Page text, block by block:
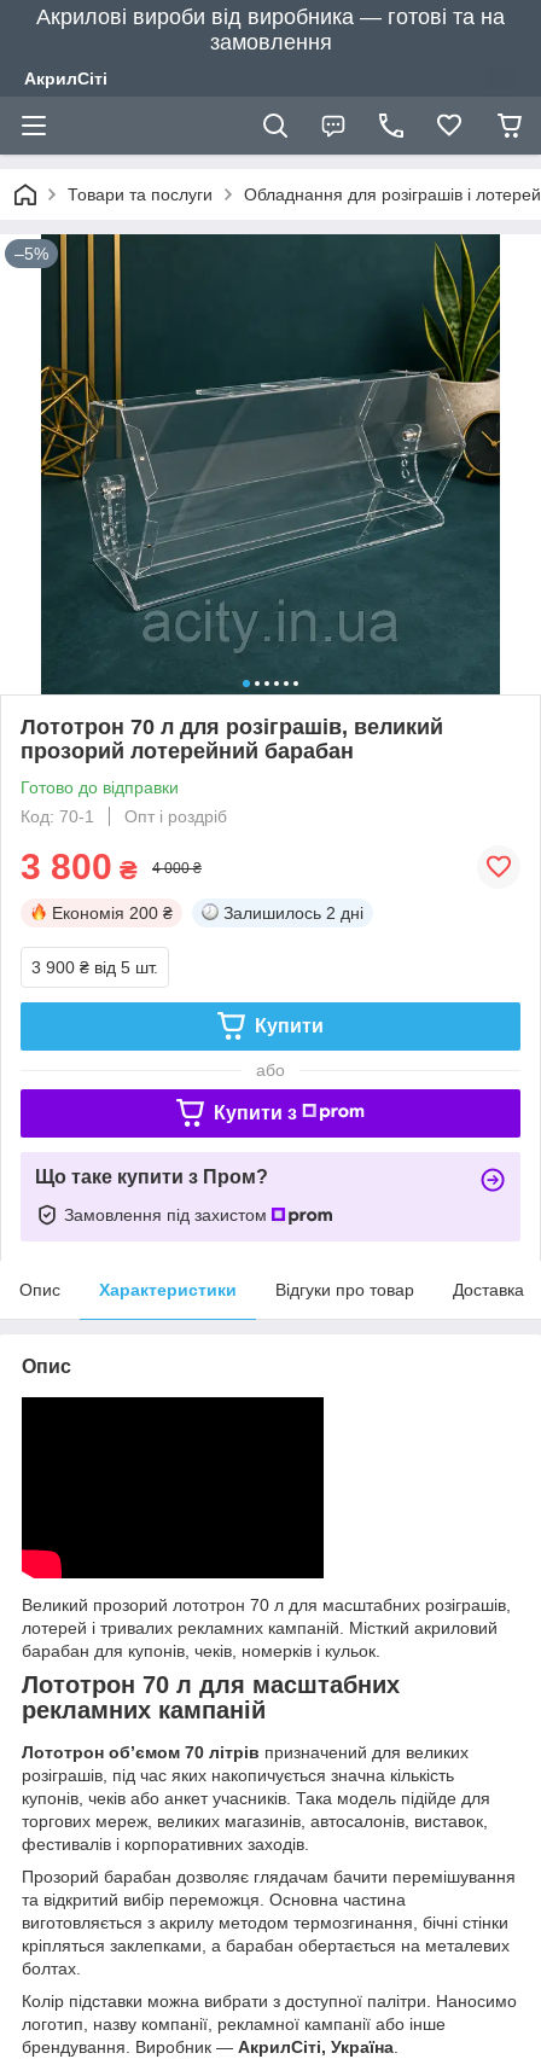
Акрилові вироби від виробника — готові та на
замовлення
АкрилСіті
Товари та послуги Обладнання для розіграшів і лотерей
–5%
Лототрон 70 л для розіграшів, великий
прозорий лотерейний барабан
Готово до відправки
Код: 70-1
Опт і роздріб
3 800 ₴ 4 000 ₴
Економія 200 ₴ Залишилось 2 дні
3 900 ₴ від 5 шт.
Купити
або
Купити з
Що таке купити з Пром?
Замовлення під захистом
Опис Характеристики Відгуки про товар Доставка
Опис
Великий прозорий лототрон 70 л для масштабних розіграшів,
лотерей і тривалих рекламних кампаній. Місткий акриловий
барабан для купонів, чеків, номерків і кульок.
Лототрон 70 л для масштабних
рекламних кампаній
Лототрон об’ємом 70 літрів призначений для великих
розіграшів, під час яких накопичується значна кількість
купонів, чеків або анкет учасників. Така модель підійде для
торгових мереж, великих магазинів, автосалонів, виставок,
фестивалів і корпоративних заходів.
Прозорий барабан дозволяє глядачам бачити перемішування
та відкритий вибір переможця. Основна частина
виготовляється з акрилу методом термозгинання, бічні стінки
кріпляться заклепками, а барабан обертається на металевих
болтах.
Колір підставки можна вибрати з доступної палітри. Наносимо
логотип, назву компанії, рекламної кампанії або інше
брендування. Виробник — АкрилСіті, Україна.